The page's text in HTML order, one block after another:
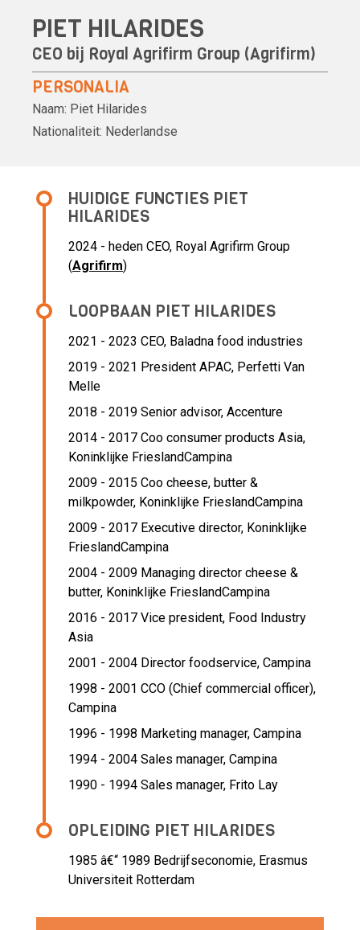
PIET HILARIDES
CEO bij Royal Agrifirm Group (Agrifirm)
PERSONALIA
Naam: Piet Hilarides
Nationaliteit: Nederlandse
HUIDIGE FUNCTIES PIET
HILARIDES
2024 - heden CEO, Royal Agrifirm Group
(Agrifirm)
LOOPBAAN PIET HILARIDES
2021 - 2023 CEO, Baladna food industries
2019 - 2021 President APAC, Perfetti Van
Melle
2018 - 2019 Senior advisor, Accenture
2014 - 2017 Coo consumer products Asia,
Koninklijke FrieslandCampina
2009 - 2015 Coo cheese, butter &
milkpowder, Koninklijke FrieslandCampina
2009 - 2017 Executive director, Koninklijke
FrieslandCampina
2004 - 2009 Managing director cheese &
butter, Koninklijke FrieslandCampina
2016 - 2017 Vice president, Food Industry
Asia
2001 - 2004 Director foodservice, Campina
1998 - 2001 CCO (Chief commercial officer),
Campina
1996 - 1998 Marketing manager, Campina
1994 - 2004 Sales manager, Campina
1990 - 1994 Sales manager, Frito Lay
OPLEIDING PIET HILARIDES
1985 â€“ 1989 Bedrijfseconomie, Erasmus
Universiteit Rotterdam